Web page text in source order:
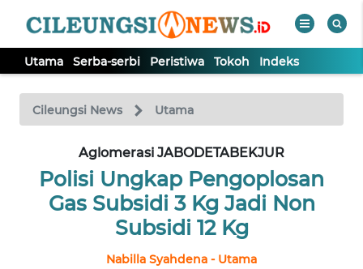
Utama Serba-serbi Peristiwa Tokoh Indeks
Cileungsi News Utama
Aglomerasi JABODETABEKJUR
Polisi Ungkap Pengoplosan
Gas Subsidi 3 Kg Jadi Non
Subsidi 12 Kg
Nabilla Syahdena - Utama
TV
Tutup
SERBA-